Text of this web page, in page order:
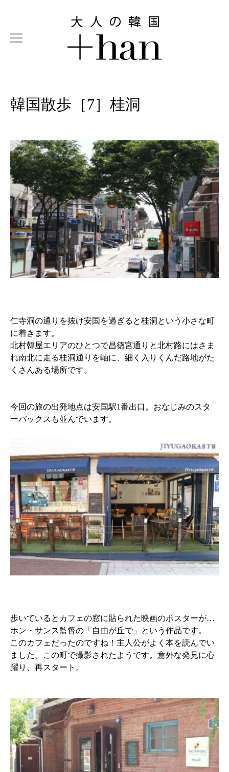
韓国散歩［7］桂洞
仁寺洞の通りを抜け安国を過ぎると桂洞という小さな町
に着きます。
北村韓屋エリアのひとつで昌徳宮通りと北村路にはさま
れ南北に走る桂洞通りを軸に、細く入りくんだ路地がた
くさんある場所です。
今回の旅の出発地点は安国駅1番出口。おなじみのスタ
ーバックスも並んでいます。
歩いているとカフェの窓に貼られた映画のポスターが…
ホン・サンス監督の「自由が丘で」という作品です。
このカフェだったのですね！主人公がよく本を読んでい
ました。この町で撮影されたようです。意外な発見に心
躍り、再スタート。